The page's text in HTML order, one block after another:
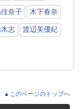
佳奈子 木下春奈
木志 渡辺美優紀
▲このページのトップへ